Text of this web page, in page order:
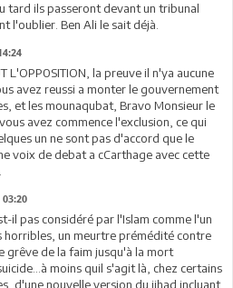
tard ils passeront devant un tribunal
l'oublier. Ben Ali le sait déjà.
L'OPP0SITION, la preuve il n'ya aucune
avez reussi a monter le gouvernement
et les mounaqubat, Bravo Monsieur le
avez commence l'exclusion, ce qui
un ne sont pas d'accord que le
voix de debat a cCarthage avec cette
03:20
il pas considéré par l'Islam comme l'un
horribles, un meurtre prémédité contre
grêve de la faim jusqu'à la mort
moins quil s'agit là, chez certains
d'une nouvelle version du jihad incluant